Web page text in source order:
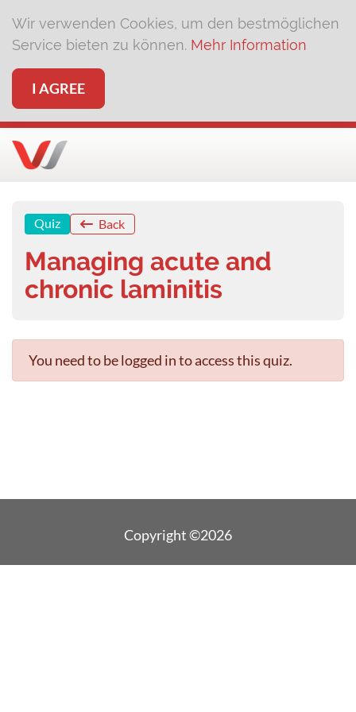
Wir verwenden Cookies, um den bestmöglichen
Service bieten zu können. Mehr Information
I AGREE
Quiz Back
Managing acute and
chronic laminitis
You need to be logged in to access this quiz.
Copyright ©2026